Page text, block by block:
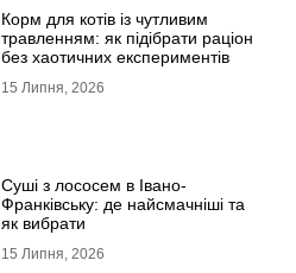
Корм для котів із чутливим
травленням: як підібрати раціон
без хаотичних експериментів
15 Липня, 2026
Суші з лососем в Івано-
Франківську: де найсмачніші та
як вибрати
15 Липня, 2026